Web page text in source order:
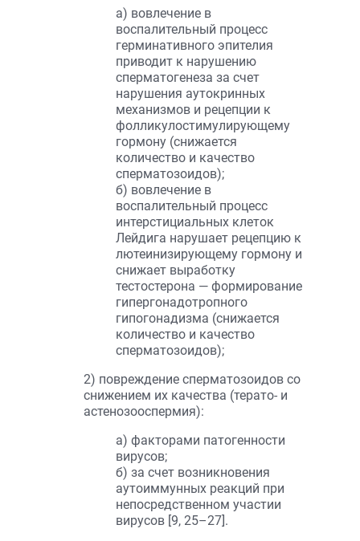
а) вовлечение в
воспалительный процесс
герминативного эпителия
приводит к нарушению
сперматогенеза за счет
нарушения аутокринных
механизмов и рецепции к
фолликулостимулирующему
гормону (снижается
количество и качество
сперматозоидов);
б) вовлечение в
воспалительный процесс
интерстициальных клеток
Лейдига нарушает рецепцию к
лютеинизирующему гормону и
снижает выработку
тестостерона — формирование
гипергонадотропного
гипогонадизма (снижается
количество и качество
сперматозоидов);
2) повреждение сперматозоидов со
снижением их качества (терато- и
астенозооспермия):
а) факторами патогенности
вирусов;
б) за счет возникновения
аутоиммунных реакций при
непосредственном участии
вирусов [9, 25–27].